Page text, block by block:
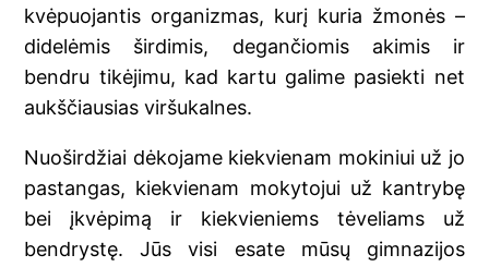
kvėpuojantis organizmas, kurį kuria žmonės –
didelėmis širdimis, degančiomis akimis ir
bendru tikėjimu, kad kartu galime pasiekti net
aukščiausias viršukalnes.
Nuoširdžiai dėkojame kiekvienam mokiniui už jo
pastangas, kiekvienam mokytojui už kantrybę
bei įkvėpimą ir kiekvieniems tėveliams už
bendrystę. Jūs visi esate mūsų gimnazijos